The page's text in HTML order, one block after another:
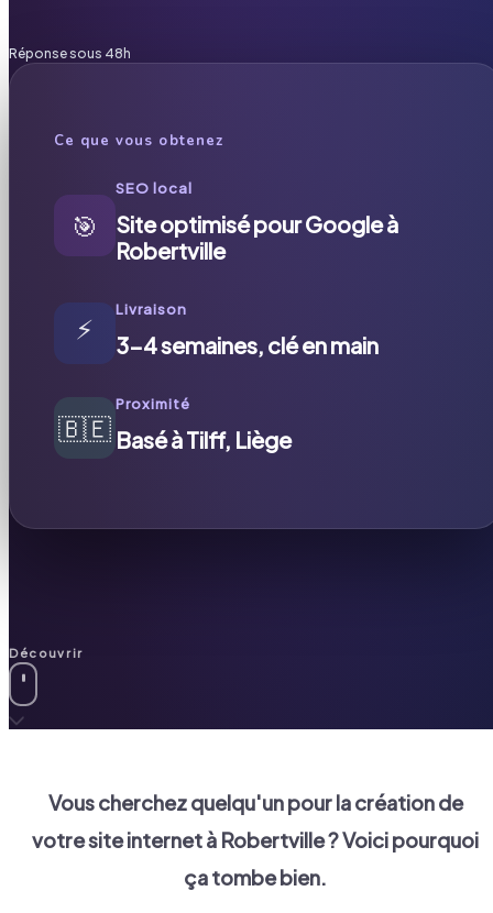
Réponse sous 48h
Ce que vous obtenez
🎯
SEO local
Site optimisé pour Google à
Robertville
⚡
Livraison
3-4 semaines, clé en main
🇧🇪
Proximité
Basé à Tilff, Liège
Découvrir
Vous cherchez quelqu'un pour la création de
votre site internet à Robertville? Voici pourquoi
ça tombe bien.